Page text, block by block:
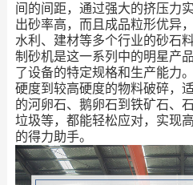
间的间距，通过强大的挤压力
出砂率高，而且成品粒形优异
水利、建材等多个行业的砂石料
制砂机是这一系列中的明星产
了设备的特定规格和生产能力
硬度到较高硬度的物料破碎，
的河卵石、鹅卵石到铁矿石、
垃圾等，都能轻松应对，实现
的得力助手。